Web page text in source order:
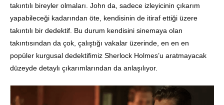
takıntılı bireyler olmaları. John da, sadece izleyicinin çıkarım
yapabileceği kadarından öte, kendisinin de itiraf ettiği üzere
takıntılı bir dedektif. Bu durum kendisini sinemaya olan
takıntısından da çok, çalıştığı vakalar üzerinde, en en en
popüler kurgusal dedektifimiz Sherlock Holmes’u aratmayacak
düzeyde detaylı çıkarımlarından da anlaşılıyor.